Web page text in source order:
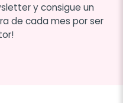
y consigue un
de cada mes por ser